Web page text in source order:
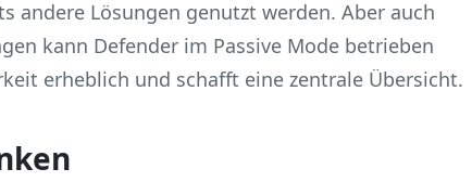
andere Lösungen genutzt werden. Aber auch
kann Defender im Passive Mode betrieben
erheblich und schafft eine zentrale Übersicht.